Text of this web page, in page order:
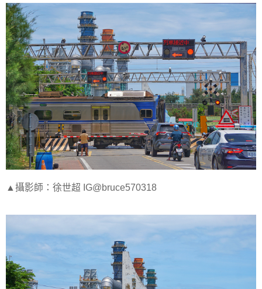
▲攝影師：徐世超 IG@bruce570318